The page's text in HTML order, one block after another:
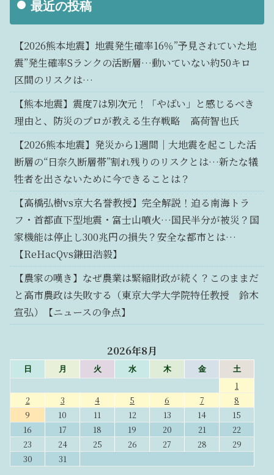
最近の投稿
【2026熊本地震】地震発生確率16％”予見されていた地
震”発生確率Sランクの活断層…動いていない約50キロ
区間のリスクは…
【熊本地震】震度7は別次元！「やばい」と感じるべき
理由と、防災のプロが教える生存戦略 高荷智也氏
【2026熊本地震】発災から1週間｜大地震を起こした活
断層の“日奈久断層帯”割れ残りのリスクとは…新たな犠
牲者を出さないために今できることは？
【高橋弘樹vs京大名誉教授】完全解説！迫る南海トラ
フ・首都直下型地震・富士山噴火…国民半分が被災？国
家機能は停止し300兆円の損失？安全な都市とは…
【ReHacQvs鎌田浩毅】
【農家の嘆き】なぜ農業は緊縮財政が続く？このままだ
と高市農政は失敗する（東京大学大学院特任教授 鈴木
宣弘）【ニュースの争点】
2026年8月
日 月 火 水 木 金 土
1
2
3 4 5 6 7
8
9
10 11 12 13 14
15
16
17 18 19 20 21
22
23
24 25 26 27 28
29
30
31